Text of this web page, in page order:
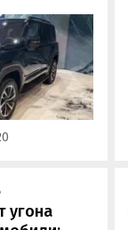
заводе
H9,
которые
(ОТТС).
угона